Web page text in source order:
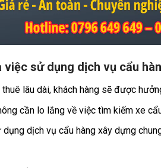
sử dụng dịch vụ cẩu
lâu dài, khách hàng sẽ được
cần lo lắng về việc tìm kiếm xe
dịch vụ cẩu hàng xây dựng